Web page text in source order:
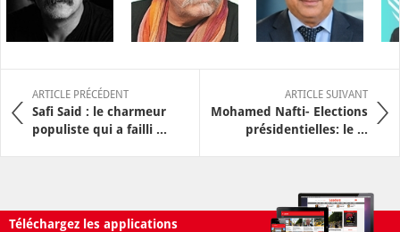
ARTICLE PRÉCÉDENT
Safi Said : le charmeur
populiste qui a failli ...
ARTICLE SUIVANT
Mohamed Nafti- Elections
présidentielles: le ...
Téléchargez les applications